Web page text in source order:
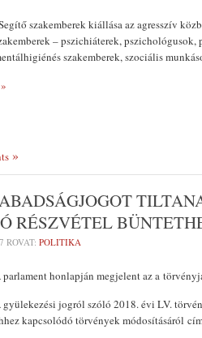
szakemberek kiállása az agresszív
– pszichiáterek, pszichológusok,
szakemberek, szociális
RÉSZVÉTEL
ROVAT: POLITIKA
parlament honlapján megjelent az a
gyülekezési jogról szóló 2018. évi LV.
kapcsolódó törvények módosításáról